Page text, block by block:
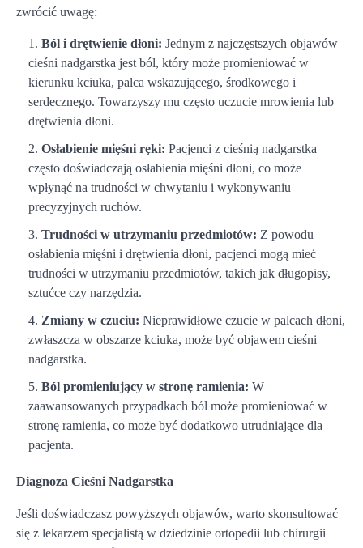
zwrócić uwagę:
Ból i drętwienie dłoni: Jednym z najczęstszych objawów
cieśni nadgarstka jest ból, który może promieniować w
kierunku kciuka, palca wskazującego, środkowego i
serdecznego. Towarzyszy mu często uczucie mrowienia lub
drętwienia dłoni.
Osłabienie mięśni ręki: Pacjenci z cieśnią nadgarstka
często doświadczają osłabienia mięśni dłoni, co może
wpłynąć na trudności w chwytaniu i wykonywaniu
precyzyjnych ruchów.
Trudności w utrzymaniu przedmiotów: Z powodu
osłabienia mięśni i drętwienia dłoni, pacjenci mogą mieć
trudności w utrzymaniu przedmiotów, takich jak długopisy,
sztućce czy narzędzia.
Zmiany w czuciu: Nieprawidłowe czucie w palcach dłoni,
zwłaszcza w obszarze kciuka, może być objawem cieśni
nadgarstka.
Ból promieniujący w stronę ramienia: W
zaawansowanych przypadkach ból może promieniować w
stronę ramienia, co może być dodatkowo utrudniające dla
pacjenta.
Diagnoza Cieśni Nadgarstka
Jeśli doświadczasz powyższych objawów, warto skonsultować
się z lekarzem specjalistą w dziedzinie ortopedii lub chirurgii